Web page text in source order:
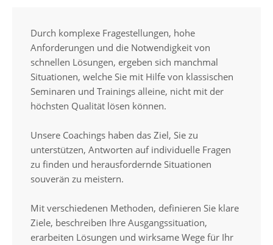
Durch komplexe Fragestellungen, hohe
Anforderungen und die Notwendigkeit von
schnellen Lösungen, ergeben sich manchmal
Situationen, welche Sie mit Hilfe von klassischen
Seminaren und Trainings alleine, nicht mit der
höchsten Qualität lösen können.
Unsere Coachings haben das Ziel, Sie zu
unterstützen, Antworten auf individuelle Fragen
zu finden und herausfordernde Situationen
souverän zu meistern.
Mit verschiedenen Methoden, definieren Sie klare
Ziele, beschreiben Ihre Ausgangssituation,
erarbeiten Lösungen und wirksame Wege für Ihr